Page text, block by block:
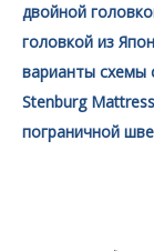
двойной
головкой из
варианты схемы
Stenburg
пограничной